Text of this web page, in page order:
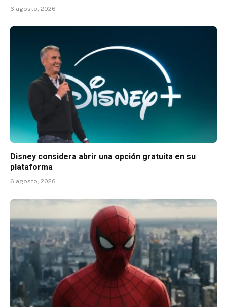
6 agosto, 2026
Disney considera abrir una opción gratuita en su
plataforma
6 agosto, 2026